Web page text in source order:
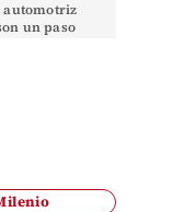
automotriz
un paso